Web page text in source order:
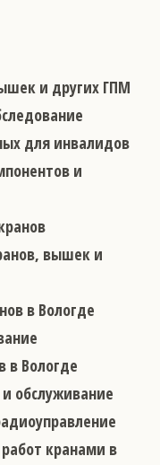
и других ГПМ
для инвалидов
и
вышек и
в Вологде
в Вологде
обслуживание
кранами в